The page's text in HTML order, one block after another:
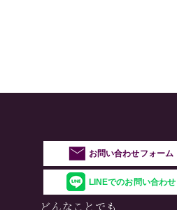
お問い合わせフォーム
LINEでのお問い合わせ
どんなことでも